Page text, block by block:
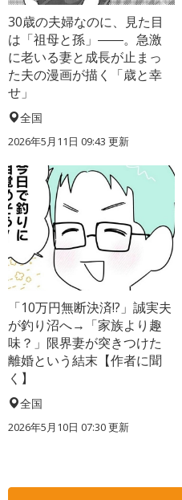
30歳の夫婦なのに、見た目
は「祖母と孫」――。急激
に老いる妻と成長が止まっ
た夫の漫画が描く「歳と幸
せ」
全国
2026年5月11日 09:43 更新
「10万円無断決済!?」誠実夫
が釣り沼へ→「家族より趣
味？」限界妻が突きつけた
離婚という結末【作者に聞
く】
全国
2026年5月10日 07:30 更新